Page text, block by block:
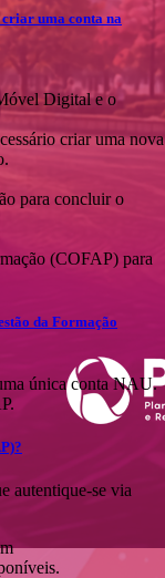
criar uma conta na
Digital e o
criar uma nova
para concluir o
(COFAP) para
da Formação
única conta NAU.
autentique-se via